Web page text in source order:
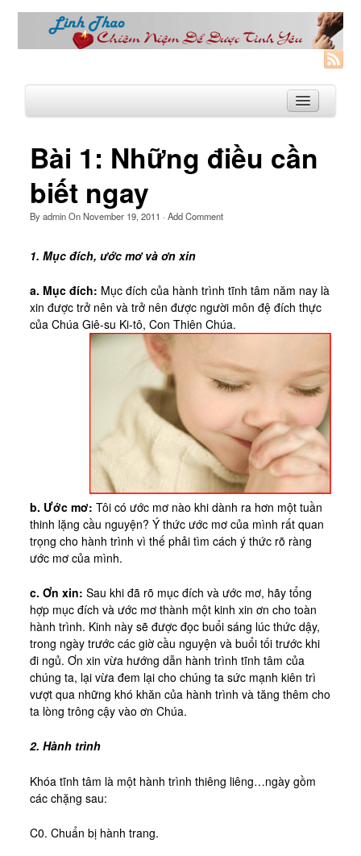
Trang Nhà
Linh Thao
Linhthao.org
Bạn Đường Linh Thao
Để Tự Do và Hạnh Phúc hơn
Khoá Linh Thao
Bài Cầu Nguyện
Cách Cầu Nguyện
Nhận Định
Phương Pháp CN, Xét Mình
Tác Phẩm
Được Làm Môn Đệ
Đến với Ba Ngôi qua Kinh Lạy Cha
Trên Đường LBTM
Thao Luyện Nhẹ Nhàng
Xin Cho Con Gặp Được Chúa
Sách Linh Thao
Chú Giải Linh Thao
Khóa HD Linh hướng
Linh Thao Tám Ngày
Bài 1: Những điều cần
biết ngay
ByadminOnNovember 19, 2011 · Add Comment
1. Mục đích, ước mơ và ơn xin
a. Mục đích: Mục đích của hành trình tĩnh tâm năm nay là
xin được trở nên và trở nên được người môn đệ đích thực
của Chúa Giê-su Ki-tô, Con Thiên Chúa.
b. Ước mơ: Tôi có ước mơ nào khi dành ra hơn một tuần
thinh lặng cầu nguyện? Ý thức ước mơ của mình rất quan
trọng cho hành trình vì thế phải tìm cách ý thức rõ ràng
ước mơ của mình.
c. Ơn xin: Sau khi đã rõ mục đích và ước mơ, hãy tổng
hợp mục đích và ước mơ thành một kinh xin ơn cho toàn
hành trình. Kinh này sẽ được đọc buổi sáng lúc thức dậy,
trong ngày trước các giờ cầu nguyện và buổi tối trước khi
đi ngủ. Ơn xin vừa hướng dẫn hành trình tĩnh tâm của
chúng ta, lại vừa đem lại cho chúng ta sức mạnh kiên trì
vượt qua những khó khăn của hành trình và tăng thêm cho
ta lòng trông cậy vào ơn Chúa.
2. Hành trình
Khóa tĩnh tâm là một hành trình thiêng liêng…ngày gồm
các chặng sau:
C0. Chuẩn bị hành trang.